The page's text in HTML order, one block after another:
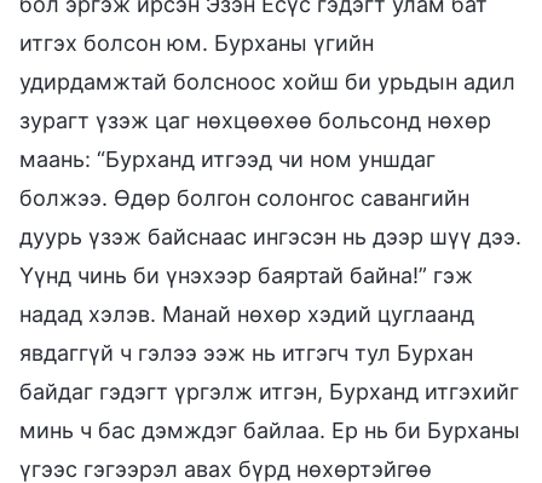
итгэх болсон юм. Бурханы үгийн
удирдамжтай болсноос хойш би урьдын адил
зурагт үзэж цаг нөхцөөхөө больсонд нөхөр
маань: “Бурханд итгээд чи ном уншдаг
болжээ. Өдөр болгон солонгос савангийн
дуурь үзэж байснаас ингэсэн нь дээр шүү дээ.
Үүнд чинь би үнэхээр баяртай байна!” гэж
надад хэлэв. Манай нөхөр хэдий цуглаанд
явдаггүй ч гэлээ ээж нь итгэгч тул Бурхан
байдаг гэдэгт үргэлж итгэн, Бурханд итгэхийг
минь ч бас дэмждэг байлаа. Ер нь би Бурханы
үгээс гэгээрэл авах бүрд нөхөртэйгөө